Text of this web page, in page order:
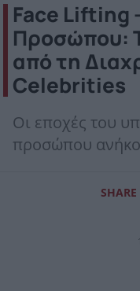
Face Lifting
Προσώπου:
από τη
Celebrities
Οι εποχές του
προσώπου
SHARE